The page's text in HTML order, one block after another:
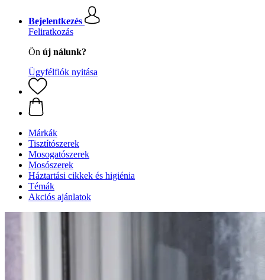
Bejelentkezés
Feliratkozás
Ön új nálunk?
Ügyfélfiók nyitása
Márkák
Tisztítószerek
Mosogatószerek
Mosószerek
Háztartási cikkek és higiénia
Témák
Akciós ajánlatok